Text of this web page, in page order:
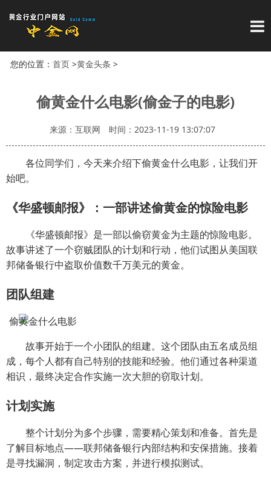
导
您的位置： 首页>黄金头条 >
偷黄金什么电影(偷金子的电影)
来源：互联网 时间：2023-11-19 13:07:07
各位同学们，今天来介绍下偷黄金什么电影，让我们开
始吧。
《华盛顿邮报》：一部讲述偷黄金的惊险电影
《华盛顿邮报》是一部以偷窃黄金为主题的惊险电影。
故事讲述了一个窃贼团队的计划和行动，他们试图从美国联
邦储备银行中盗取价值数千万美元的黄金。
团队组建
故事开始于一个小团队的组建。这个团队由五名成员组
成，每个人都有自己特别的技能和经验。他们通过各种渠道
相识，最终决定合作实施一次大胆的窃取计划。
计划实施
整个计划分为多个步骤，需要精心策划和准备。首先是
了解目标地点——联邦储备银行内部结构和安保措施。接着
是寻找漏洞，制定攻击方案，并进行模拟测试。